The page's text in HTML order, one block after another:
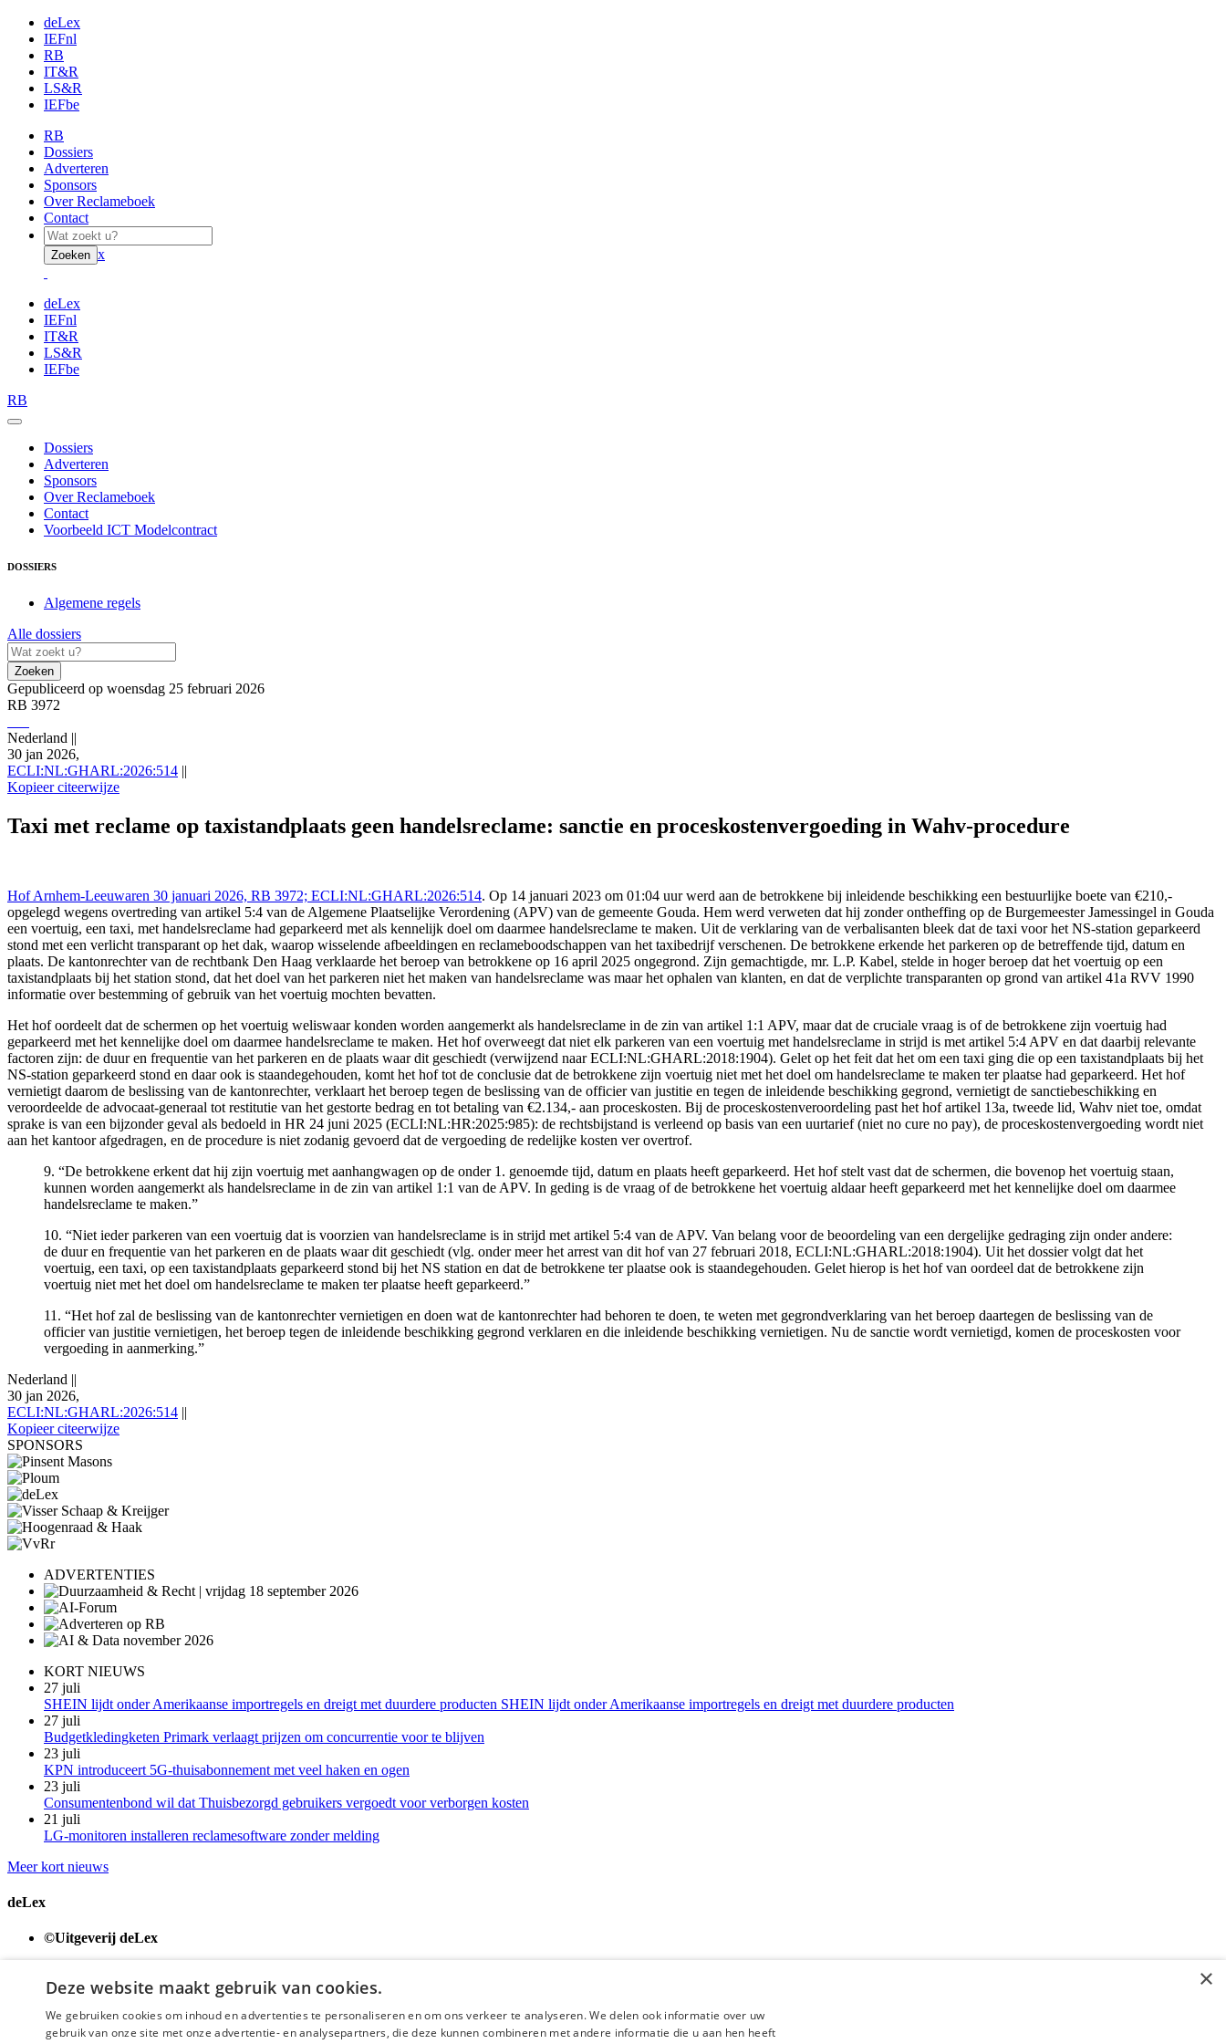
deLex
IEFnl
RB
IT&R
LS&R
IEFbe
RB
Dossiers
Adverteren
Sponsors
Over Reclameboek
Contact
Zoeken x
deLex
IEFnl
IT&R
LS&R
IEFbe
RB
Dossiers
Adverteren
Sponsors
Over Reclameboek
Contact
Voorbeeld ICT Modelcontract
DOSSIERS
Algemene regels
Alle dossiers
Zoeken
Gepubliceerd op woensdag 25 februari 2026
RB 3972
Nederland ||
30 jan 2026,
ECLI:NL:GHARL:2026:514 ||
Kopieer citeerwijze
procedure
Taxi met reclame op taxistandplaats geen handelsreclame: sanctie en proceskostenvergoeding in Wahv‑procedure
Hof Arnhem-Leeuwaren 30 januari 2026, RB 3972; ECLI:NL:GHARL:2026:514. Op 14 januari 2023 om 01:04 uur werd aan de betrokkene bij inleidende beschikking een bestuurlijke boete van €210,-
opgelegd wegens overtreding van artikel 5:4 van de Algemene Plaatselijke Verordening (APV) van de gemeente Gouda. Hem werd verweten dat hij zonder ontheffing op de Burgemeester Jamessingel in Gouda
een voertuig, een taxi, met handelsreclame had geparkeerd met als kennelijk doel om daarmee handelsreclame te maken. Uit de verklaring van de verbalisanten bleek dat de taxi voor het NS-station geparkeerd
stond met een verlicht transparant op het dak, waarop wisselende afbeeldingen en reclameboodschappen van het taxibedrijf verschenen. De betrokkene erkende het parkeren op de betreffende tijd, datum en
plaats. De kantonrechter van de rechtbank Den Haag verklaarde het beroep van betrokkene op 16 april 2025 ongegrond. Zijn gemachtigde, mr. L.P. Kabel, stelde in hoger beroep dat het voertuig op een
taxistandplaats bij het station stond, dat het doel van het parkeren niet het maken van handelsreclame was maar het ophalen van klanten, en dat de verplichte transparanten op grond van artikel 41a RVV 1990
informatie over bestemming of gebruik van het voertuig mochten bevatten.
Het hof oordeelt dat de schermen op het voertuig weliswaar konden worden aangemerkt als handelsreclame in de zin van artikel 1:1 APV, maar dat de cruciale vraag is of de betrokkene zijn voertuig had
geparkeerd met het kennelijke doel om daarmee handelsreclame te maken. Het hof overweegt dat niet elk parkeren van een voertuig met handelsreclame in strijd is met artikel 5:4 APV en dat daarbij relevante
factoren zijn: de duur en frequentie van het parkeren en de plaats waar dit geschiedt (verwijzend naar ECLI:NL:GHARL:2018:1904). Gelet op het feit dat het om een taxi ging die op een taxistandplaats bij het
NS-station geparkeerd stond en daar ook is staandegehouden, komt het hof tot de conclusie dat de betrokkene zijn voertuig niet met het doel om handelsreclame te maken ter plaatse had geparkeerd. Het hof
vernietigt daarom de beslissing van de kantonrechter, verklaart het beroep tegen de beslissing van de officier van justitie en tegen de inleidende beschikking gegrond, vernietigt de sanctiebeschikking en
veroordeelde de advocaat-generaal tot restitutie van het gestorte bedrag en tot betaling van €2.134,- aan proceskosten. Bij de proceskostenveroordeling past het hof artikel 13a, tweede lid, Wahv niet toe, omdat
sprake is van een bijzonder geval als bedoeld in HR 24 juni 2025 (ECLI:NL:HR:2025:985): de rechtsbijstand is verleend op basis van een uurtarief (niet no cure no pay), de proceskostenvergoeding wordt niet
aan het kantoor afgedragen, en de procedure is niet zodanig gevoerd dat de vergoeding de redelijke kosten ver overtrof.
9. “De betrokkene erkent dat hij zijn voertuig met aanhangwagen op de onder 1. genoemde tijd, datum en plaats heeft geparkeerd. Het hof stelt vast dat de schermen, die bovenop het voertuig staan,
kunnen worden aangemerkt als handelsreclame in de zin van artikel 1:1 van de APV. In geding is de vraag of de betrokkene het voertuig aldaar heeft geparkeerd met het kennelijke doel om daarmee
handelsreclame te maken.”
10. “Niet ieder parkeren van een voertuig dat is voorzien van handelsreclame is in strijd met artikel 5:4 van de APV. Van belang voor de beoordeling van een dergelijke gedraging zijn onder andere:
de duur en frequentie van het parkeren en de plaats waar dit geschiedt (vlg. onder meer het arrest van dit hof van 27 februari 2018, ECLI:NL:GHARL:2018:1904). Uit het dossier volgt dat het
voertuig, een taxi, op een taxistandplaats geparkeerd stond bij het NS station en dat de betrokkene ter plaatse ook is staandegehouden. Gelet hierop is het hof van oordeel dat de betrokkene zijn
voertuig niet met het doel om handelsreclame te maken ter plaatse heeft geparkeerd.”
11. “Het hof zal de beslissing van de kantonrechter vernietigen en doen wat de kantonrechter had behoren te doen, te weten met gegrondverklaring van het beroep daartegen de beslissing van de
officier van justitie vernietigen, het beroep tegen de inleidende beschikking gegrond verklaren en die inleidende beschikking vernietigen. Nu de sanctie wordt vernietigd, komen de proceskosten voor
vergoeding in aanmerking.”
Nederland ||
30 jan 2026,
ECLI:NL:GHARL:2026:514 ||
Kopieer citeerwijze
SPONSORS
ADVERTENTIES
KORT NIEUWS
27 juli
SHEIN lijdt onder Amerikaanse importregels en dreigt met duurdere producten SHEIN lijdt onder Amerikaanse importregels en dreigt met duurdere producten
27 juli
Budgetkledingketen Primark verlaagt prijzen om concurrentie voor te blijven
23 juli
KPN introduceert 5G-thuisabonnement met veel haken en ogen
23 juli
Consumentenbond wil dat Thuisbezorgd gebruikers vergoedt voor verborgen kosten
21 juli
LG-monitoren installeren reclamesoftware zonder melding
Meer kort nieuws
deLex
©Uitgeverij deLex
Korte Leidsedwarsstraat 12 II
T 020 - 345 22 12
×
Deze website maakt gebruik van cookies.
We gebruiken cookies om inhoud en advertenties te personaliseren en om ons verkeer te analyseren. We delen ook informatie over uw
gebruik van onze site met onze advertentie- en analysepartners, die deze kunnen combineren met andere informatie die u aan hen heeft